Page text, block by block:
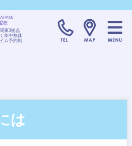
校
東3拠点
年中無休
ム予約制
TELL:0120-
は